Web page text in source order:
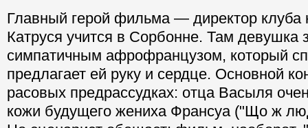
Главный герой фильма — директор клуба
Катруся учится в Сорбонне. Там девушка
симпатичным афрофранцузом, который
предлагает ей руку и сердце. Основной
расовых предрассудках: отца Васыля
кожи будущего жениха Франсуа ("Що ж